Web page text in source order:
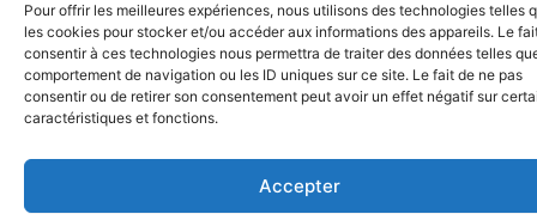
Pour offrir les meilleures expériences, nous utilisons des technologies telles
les cookies pour stocker et/ou accéder aux informations des appareils. Le
consentir à ces technologies nous permettra de traiter des données telles
comportement de navigation ou les ID uniques sur ce site. Le fait de ne pas
consentir ou de retirer son consentement peut avoir un effet négatif sur
caractéristiques et fonctions.
Accepter
Site de l'association TOROFIESTA